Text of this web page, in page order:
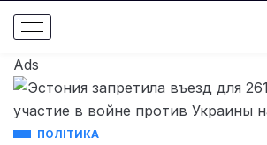
Ads
ПОЛІТИКА